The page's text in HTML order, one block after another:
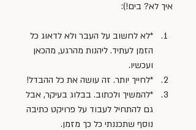
איך לא? בים!):
*לא לחשוב על העבר ולא לדאוג כל
הזמן לעתיד. ליהנות מהרגע, מהכאן
ועכשיו.
*לחייך יותר. זה עושה את כל ההבדל!
*להמשיך ולכתוב. בבלוג בעיקר, אבל
גם להתחיל לעבוד על פרויקט כתיבה
נוסף שתכננתי כל כך מזמן.